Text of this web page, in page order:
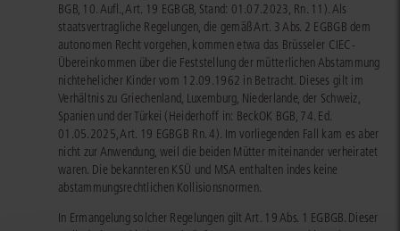
BGB, 10. Aufl., Art. 19 EGBGB, Stand: 01.07.2023, Rn. 11). Als
staatsvertragliche Regelungen, die gemäß Art. 3 Abs. 2 EGBGB dem
autonomen Recht vorgehen, kommen etwa das Brüsseler CIEC-
Übereinkommen über die Feststellung der mütterlichen Abstammung
nichtehelicher Kinder vom 12.09.1962 in Betracht. Dieses gilt im
Verhältnis zu Griechenland, Luxemburg, Niederlande, der Schweiz,
Spanien und der Türkei (Heiderhoff in: BeckOK BGB, 74. Ed.
01.05.2025, Art. 19 EGBGB Rn. 4). Im vorliegenden Fall kam es aber
nicht zur Anwendung, weil die beiden Mütter miteinander verheiratet
waren. Die bekannteren KSÜ und MSA enthalten indes keine
abstammungsrechtlichen Kollisionsnormen.
In Ermangelung solcher Regelungen gilt Art. 19 Abs. 1 EGBGB. Dieser